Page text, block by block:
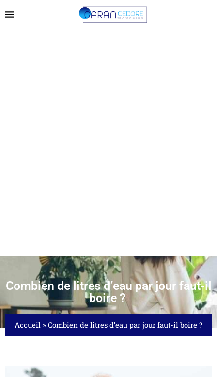
Combien de litres d’eau par jour faut-il
boire ?
Accueil » Combien de litres d’eau par jour faut-il boire ?